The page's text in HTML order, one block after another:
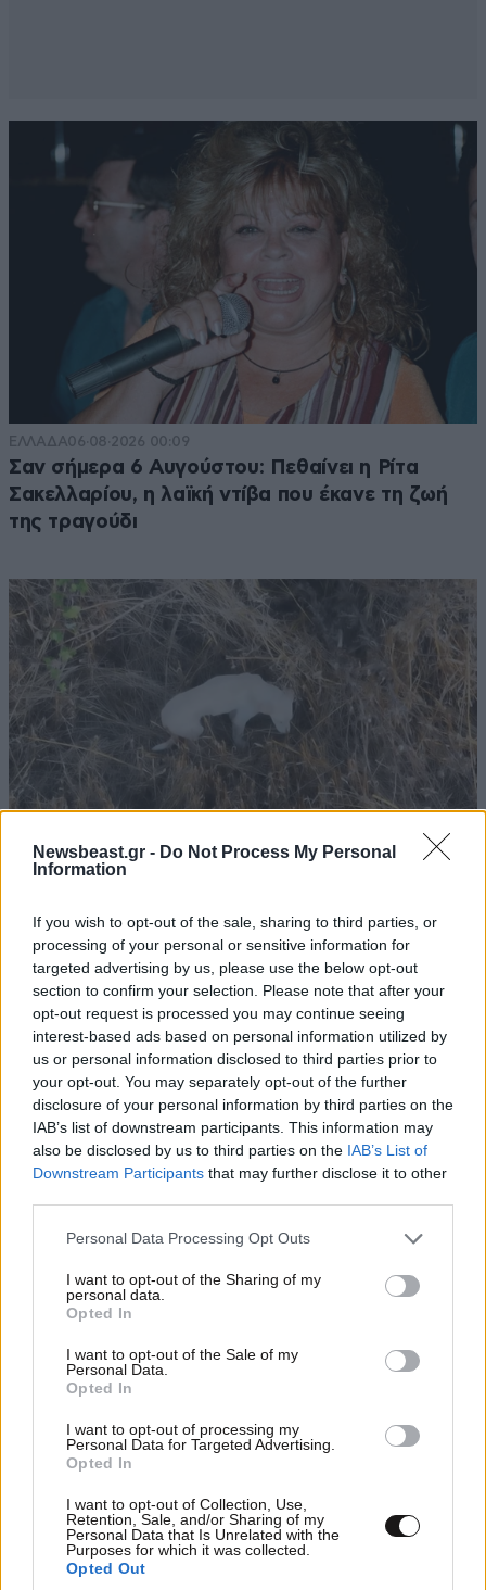
Newsbeast.gr - Do Not Process My Personal
Information
If you wish to opt-out of the sale, sharing to third parties, or
processing of your personal or sensitive information for
targeted advertising by us, please use the below opt-out
section to confirm your selection. Please note that after your
opt-out request is processed you may continue seeing
interest-based ads based on personal information utilized by
us or personal information disclosed to third parties prior to
your opt-out. You may separately opt-out of the further
disclosure of your personal information by third parties on the
IAB’s list of downstream participants. This information may
also be disclosed by us to third parties on the IAB’s List of
Downstream Participants that may further disclose it to other
Please note that this website/app uses one or more Google
not limited to your visit or usage behaviour. You may click to
grant or deny consent to Google and its third-party tags to
use your data for below specified purposes in below Google
consent section.
Personal Data Processing Opt Outs
I want to opt-out of the Sharing of my
personal data.
Opted In
I want to opt-out of the Sale of my
Personal Data.
Opted In
I want to opt-out of processing my
Personal Data for Targeted Advertising.
Opted In
I want to opt-out of Collection, Use,
Retention, Sale, and/or Sharing of my
Personal Data that Is Unrelated with the
Purposes for which it was collected.
Opted Out
ΕΛΛΑΔΑ06·08·2026 00:09
Σαν σήμερα 6 Αυγούστου: Πεθαίνει η Ρίτα
Σακελλαρίου, η λαϊκή ντίβα που έκανε τη ζωή
της τραγούδι
«Καλό ταξίδι μικρέ»: Πέθανε το λευκό κουτάβι
που το είχαν υιοθετήσει η αγέλη των λύκων –
Το σπαρακτικό βίντεο
Οι καρχαρίες τίγρεις και τα απίστευτα που
έχουν βρει στα στομάχια τους: Αντιλόπες,
πινακίδες κυκλοφορίας